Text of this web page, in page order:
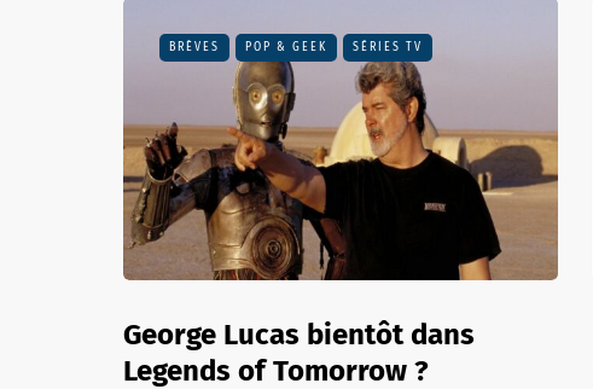
BRÈVES POP & GEEK SÉRIES TV
George Lucas bientôt dans
Legends of Tomorrow ?